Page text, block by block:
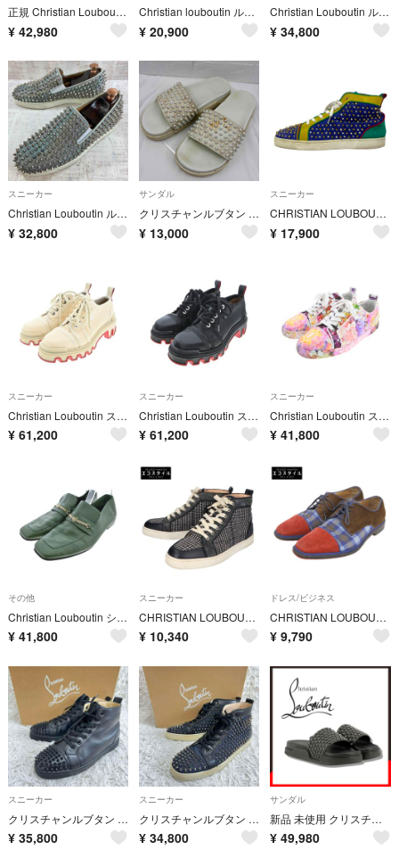
正規 Christian Louboutin クリスチャン ルブタン スニーカー
¥ 42,980
Christian louboutin ルビキック フラット スニーカー 41
¥ 20,900
Christian Louboutin ルブタン スパイクスタッズ ローファー 41 約26.5cm メンズ ブラック 赤ソール
¥ 34,800
スニーカー
Christian Louboutin ルブタン スパイクスタッズ スニーカー 40 25.0cm メンズ シルバー 赤ソール
¥ 32,800
サンダル
クリスチャンルブタン サンダル メンズ スタッズ ホワイト 43 約28㎝
¥ 13,000
スニーカー
CHRISTIAN LOUBOUTIN(クリスチャンルブタン) スニーカー 44 メンズ - ネイビー×グリーン×マルチ スタッズ/ラインストーン/インソール取外し可/ハイカット
¥ 17,900
スニーカー
Christian Louboutin スニーカー 25.5cm ベージュ 【古着】【中古】【送料無料】
¥ 61,200
スニーカー
Christian Louboutin スニーカー 25.5cm 黒 【古着】【中古】【送料無料】
¥ 61,200
スニーカー
Christian Louboutin スニーカー 26cm ピンク 【古着】【中古】【送料無料】
¥ 41,800
その他
Christian Louboutin シューズ（その他） 27cm 緑 【古着】【中古】【送料無料】
¥ 41,800
スニーカー
CHRISTIAN LOUBOUTIN クリスチャンルブタン チェック ウールｘスエードｘレザー ハイカットスニーカー 41 1/2
¥ 10,340
ドレス/ビジネス
CHRISTIAN LOUBOUTIN クリスチャンルブタン チェック 切替 ストレートチップ シューズ メンズ ブラウン×レッド×ブルー 40 40
¥ 9,790
スニーカー
クリスチャンルブタン スニーカー LOU レザー ブラック スパイクスタッズ
¥ 35,800
スニーカー
クリスチャンルブタン スニーカー LOU デニム スパイクスタッズ ハイカット
¥ 34,800
サンダル
新品 未使用 クリスチャンルブタン プール ファン フラット カーフ スタッズサンダル ブラック 26.5cm メタルスパイク
¥ 49,980